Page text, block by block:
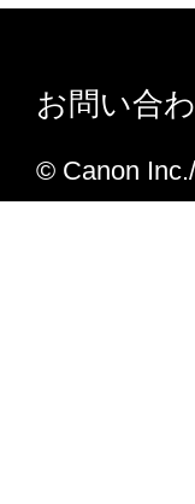
環境
を終
お問い合
© Canon